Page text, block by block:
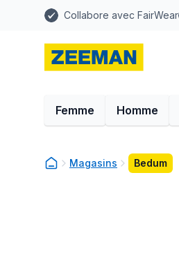
Collabore avec FairWear
Femme Homme
Magasins Bedum